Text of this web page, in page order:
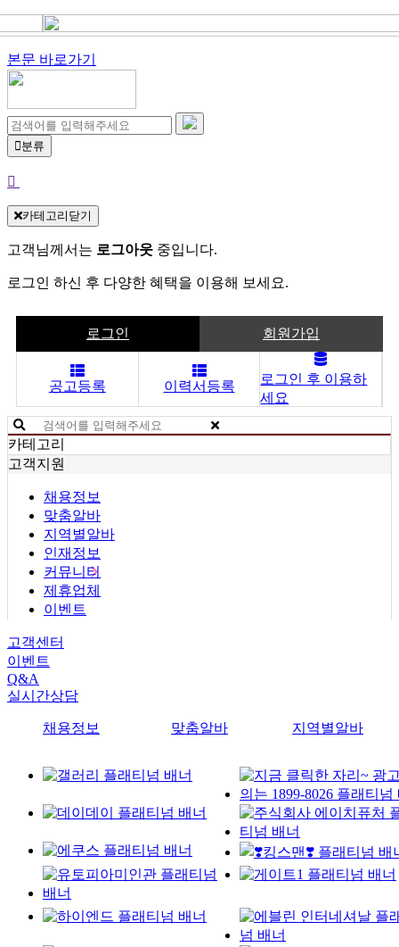
본문 바로가기
분류
카테고리닫기
고객님께서는 로그아웃 중입니다.
로그인 하신 후 다양한 혜택을 이용해 보세요.
로그인 회원가입
공고등록 이력서등록
로그인 후 이용하
세요
카테고리
고객지원
채용정보
맞춤알바
지역별알바
인재정보
커뮤니티
제휴업체
이벤트
고객센터
이벤트
Q&A
실시간상담
채용정보 맞춤알바 지역별알바